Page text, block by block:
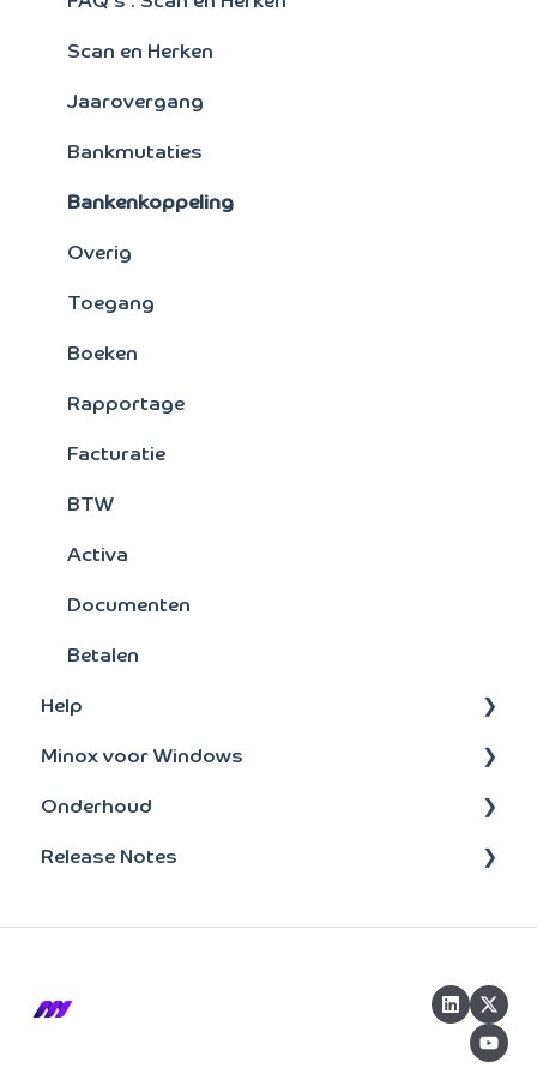
Verkoopstatistieken
Artikelen
Facturering
Kostensoorten/plaatsen
Crediteuren
Scan en Herken
Jaarovergang
Bankmutaties
Bankenkoppeling
Overig
Toegang
Boeken
Rapportage
Facturatie
BTW
Activa
Documenten
Betalen
Help
Administratie
Onderhoud
Taken
Tools & Tips
Minox voor Windows
update-installatie
Onderhoud
Bankenkoppeling
Release Notes
2024